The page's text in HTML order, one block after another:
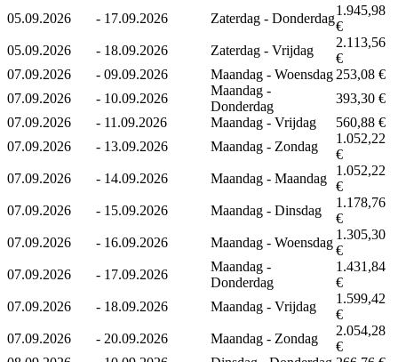
05.09.2026
- 17.09.2026 Zaterdag - Donderdag
1.945,98
€
05.09.2026
- 18.09.2026 Zaterdag - Vrijdag
2.113,56
€
07.09.2026
- 09.09.2026 Maandag - Woensdag 253,08 €
07.09.2026
- 10.09.2026
Maandag -
Donderdag
393,30 €
07.09.2026
- 11.09.2026 Maandag - Vrijdag
560,88 €
07.09.2026
- 13.09.2026 Maandag - Zondag
1.052,22
€
07.09.2026
- 14.09.2026 Maandag - Maandag
1.052,22
€
07.09.2026
- 15.09.2026 Maandag - Dinsdag
1.178,76
€
07.09.2026
- 16.09.2026 Maandag - Woensdag
1.305,30
€
07.09.2026
- 17.09.2026
Maandag -
Donderdag
1.431,84
€
07.09.2026
- 18.09.2026 Maandag - Vrijdag
1.599,42
€
07.09.2026
- 20.09.2026 Maandag - Zondag
2.054,28
€